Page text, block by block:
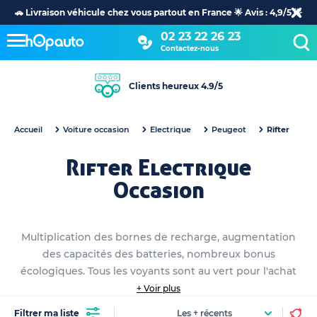
🚗 Livraison véhicule chez vous partout en France 🌟 Avis : 4,9/5 🌟
02 23 22 26 23
Contactez-nous
Clients heureux 4.9/5
Accueil Voiture occasion Electrique Peugeot Rifter
Rifter Electrique
Occasion
Multiplication des bornes de recharge, augmentation
des capacités des batteries, nombreux bonus
écologiques. Tous les voyants sont au vert pour l'achat
de votre Rifter électrique occasion. Nous avons
sélectionné pour vous une sélection d'offres voitures
+ Voir plus
Filtrer ma liste